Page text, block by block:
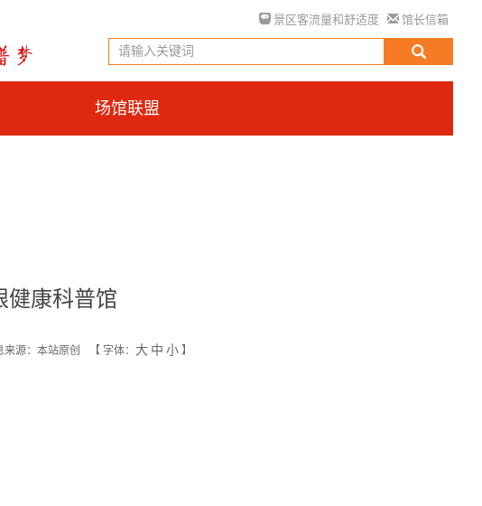
景区客流量和舒适度 馆长信箱
场馆联盟
健康科普馆
来源：本站原创 【 字体： 大 中 小 】